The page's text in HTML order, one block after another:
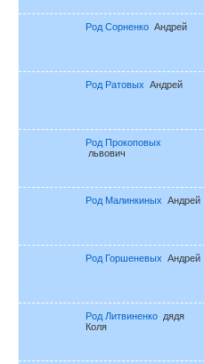
Род Сорненко Андрей
Род Ратовых Андрей
Род Прокоповых
львович
Род Малинкиных Андрей
Род Горшеневых Андрей
Род Литвиненко дядя
Коля